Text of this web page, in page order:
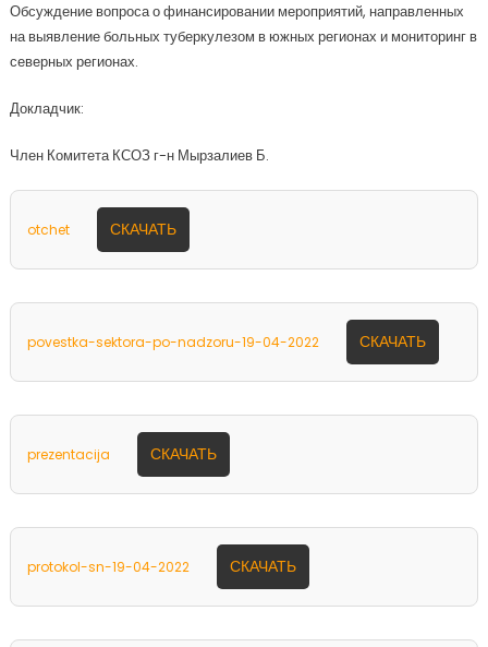
Обсуждение вопроса о финансировании мероприятий, направленных
на выявление больных туберкулезом в южных регионах и мониторинг в
северных регионах.
Докладчик:
Член Комитета КСОЗ г-н Мырзалиев Б.
otchet СКАЧАТЬ
povestka-sektora-po-nadzoru-19-04-2022 СКАЧАТЬ
prezentacija СКАЧАТЬ
protokol-sn-19-04-2022 СКАЧАТЬ